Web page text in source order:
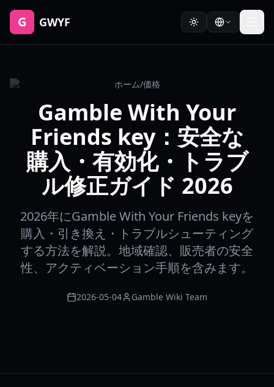
G GWYF
ホーム/価格
Gamble With Your
Friends key：安全な
購入・有効化・トラブ
ル修正ガイド 2026
2026年にGamble With Your Friends keyを
購入・引き換え・トラブルシューティング
する方法を解説。地域確認、販売者の安全
性、アクティベーション手順を含みます。
2026-05-04 Gamble Wiki Team